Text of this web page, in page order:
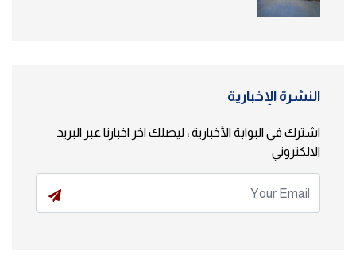
النشرة الإخبارية
اشترك في البوابة الأخبارية ، ليصلك اخر اخبارنا عبر البريد
الالكتروني